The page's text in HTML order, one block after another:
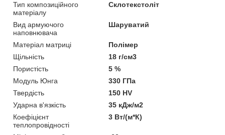
Тип композиційного
матеріалу
Склотекстоліт
Вид армуючого
наповнювача
Шаруватий
Матеріал матриці
Полімер
Щільність
18 г/см3
Пористість
5 %
Модуль Юнга
330 ГПа
Твердість
150 HV
Ударна в'язкість
35 кДж/м2
Коефіцієнт
теплопровідності
3 Вт/(м*К)